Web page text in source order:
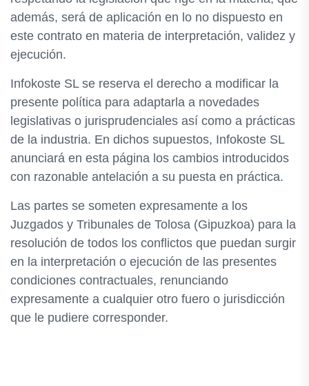
además, será de aplicación en lo no dispuesto en
este contrato en materia de interpretación, validez y
ejecución.
Infokoste SL se reserva el derecho a modificar la
presente política para adaptarla a novedades
legislativas o jurisprudenciales así como a prácticas
de la industria. En dichos supuestos, Infokoste SL
anunciará en esta página los cambios introducidos
con razonable antelación a su puesta en práctica.
Las partes se someten expresamente a los
Juzgados y Tribunales de Tolosa (Gipuzkoa) para la
resolución de todos los conflictos que puedan surgir
en la interpretación o ejecución de las presentes
condiciones contractuales, renunciando
expresamente a cualquier otro fuero o jurisdicción
que le pudiere corresponder.